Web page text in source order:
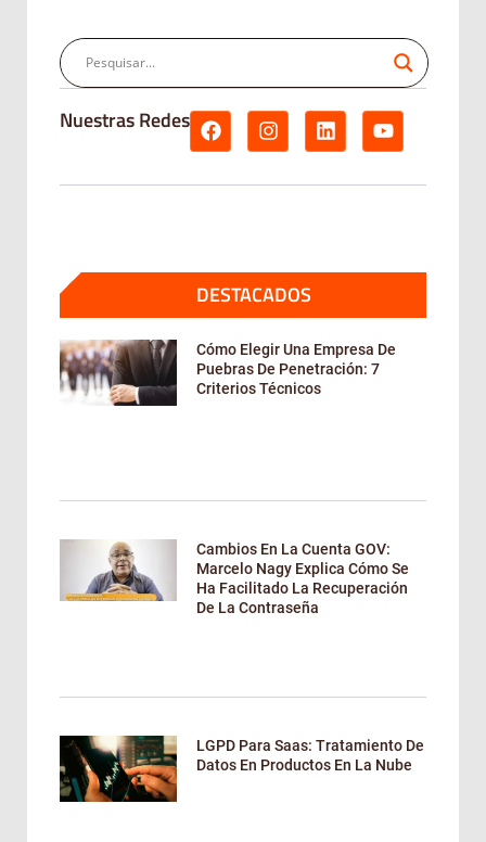
Nuestras Redes
DESTACADOS
Cómo Elegir Una Empresa De
Puebras De Penetración: 7
Criterios Técnicos
Cambios En La Cuenta GOV:
Marcelo Nagy Explica Cómo Se
Ha Facilitado La Recuperación
De La Contraseña
LGPD Para Saas: Tratamiento De
Datos En Productos En La Nube